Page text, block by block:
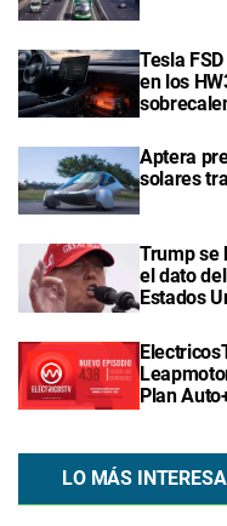
Tesla
en los
Aptera
solares
Trump se
el dato
Estados
Plan
LO MÁS